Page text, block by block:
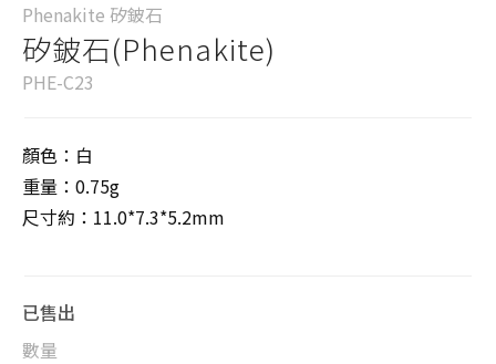
Phenakite 矽鈹石
矽鈹石(Phenakite)
PHE-C23
顏色：白
重量：0.75g
尺寸約：11.0*7.3*5.2mm
已售出
數量